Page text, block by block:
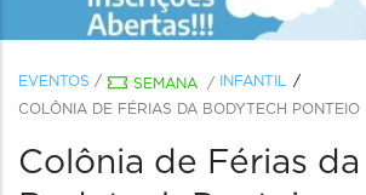
EVENTOS / SEMANA /
INFANTIL
COLÔNIA DE FÉRIAS DA BODYTECH PONTEIO
Colônia de Férias da